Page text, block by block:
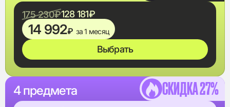
175 230₽128 181₽
14 992₽ за 1 месяц
Выбрать
4 предмета СКИДКА 27%